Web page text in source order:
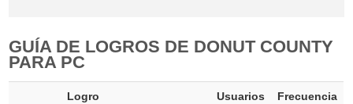
GUÍA DE LOGROS DE DONUT COUNTY
PARA PC
Logro Usuarios Frecuencia